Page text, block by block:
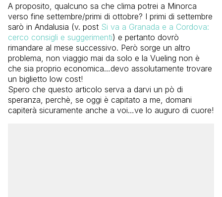
A proposito, qualcuno sa che clima potrei a Minorca
verso fine settembre/primi di ottobre? I primi di settembre
sarò in Andalusia (v. post Si va a Granada e a Cordova:
cerco consigli e suggerimenti) e pertanto dovrò
rimandare al mese successivo. Però sorge un altro
problema, non viaggio mai da solo e la Vueling non è
che sia proprio economica…devo assolutamente trovare
un biglietto low cost!
Spero che questo articolo serva a darvi un pò di
speranza, perchè, se oggi è capitato a me, domani
capiterà sicuramente anche a voi…ve lo auguro di cuore!